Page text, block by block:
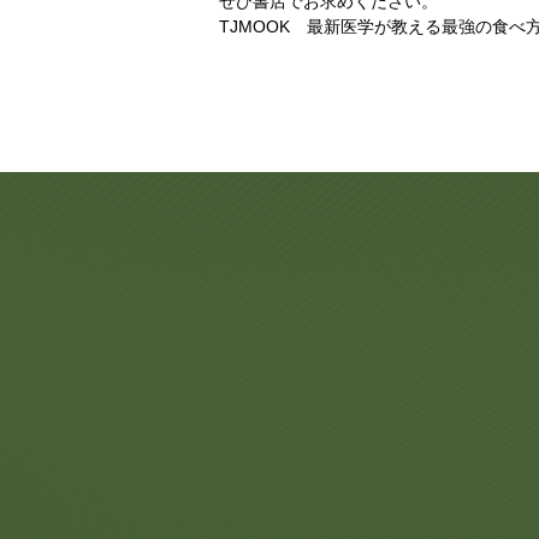
TJMOOK 最新医学が教える最強の食べ